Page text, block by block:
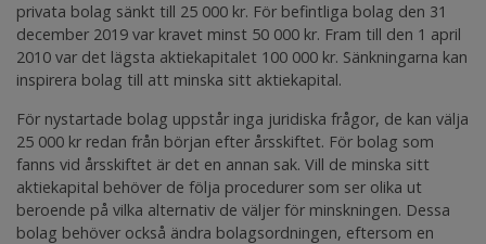
privata bolag sänkt till 25 000 kr. För befintliga bolag den 31
december 2019 var kravet minst 50 000 kr. Fram till den 1 april
2010 var det lägsta aktiekapitalet 100 000 kr. Sänkningarna kan
inspirera bolag till att minska sitt aktiekapital.
För nystartade bolag uppstår inga juridiska frågor, de kan välja
25 000 kr redan från början efter årsskiftet. För bolag som
fanns vid årsskiftet är det en annan sak. Vill de minska sitt
aktiekapital behöver de följa procedurer som ser olika ut
beroende på vilka alternativ de väljer för minskningen. Dessa
bolag behöver också ändra bolagsordningen, eftersom en